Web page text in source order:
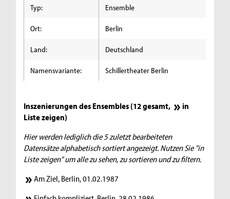
Typ: Ensemble
Ort: Berlin
Land: Deutschland
Namensvariante: Schillertheater Berlin
Inszenierungen des Ensembles (12 gesamt,
in
Liste zeigen)
Hier werden lediglich die 5 zuletzt bearbeiteten
Datensätze alphabetisch sortiert angezeigt. Nutzen Sie "in
Liste zeigen" um alle zu sehen, zu sortieren und zu filtern.
Am Ziel, Berlin, 01.02.1987